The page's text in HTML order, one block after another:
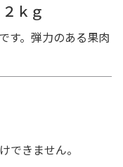
ｋｇ
す。弾力のある果肉
できません。